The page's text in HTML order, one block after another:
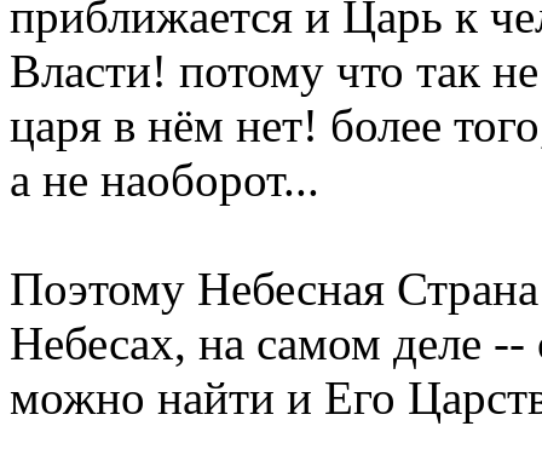
приближается и Царь к
Власти! потому что так
царя в нём нет! более
а не наоборот...
Поэтому Небесная
Небесах, на самом деле
можно найти и Его